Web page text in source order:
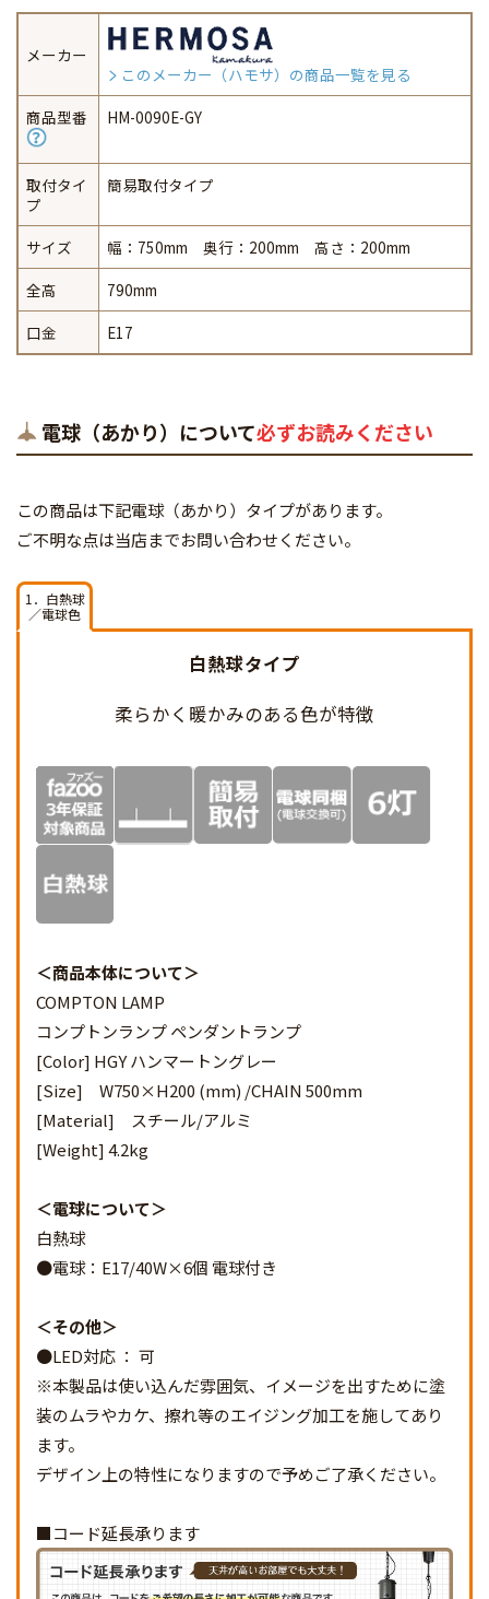
メーカー
このメーカー（ハモサ）の商品一覧を見る
商品型番
HM-0090E-GY
取付タイ
プ
簡易取付タイプ
サイズ
幅：750mm 奥行：200mm 高さ：200mm
全高
790mm
口金
E17
電球（あかり）について必ずお読みください
この商品は下記電球（あかり）タイプがあります。
ご不明な点は当店までお問い合わせください。
1．白熱球
／電球色
白熱球タイプ
柔らかく暖かみのある色が特徴
商品本体について
COMPTON LAMP
コンプトンランプ ペンダントランプ
[Color] HGY ハンマートングレー
[Size] W750×H200 (mm) /CHAIN 500mm
[Material] スチール/アルミ
[Weight] 4.2kg
電球について
白熱球
●電球：E17/40W×6個 電球付き
その他
●LED対応 ： 可
※本製品は使い込んだ雰囲気、イメージを出すために塗
装のムラやカケ、擦れ等のエイジング加工を施してあり
ます。
デザイン上の特性になりますので予めご了承ください。
■コード延長承ります